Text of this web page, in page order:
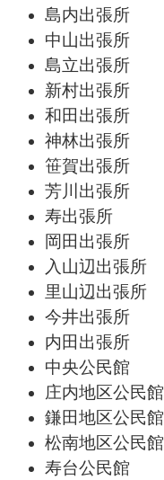
島内出張所
中山出張所
島立出張所
新村出張所
和田出張所
神林出張所
笹賀出張所
芳川出張所
寿出張所
岡田出張所
入山辺出張所
里山辺出張所
今井出張所
内田出張所
中央公民館
庄内地区公民館
鎌田地区公民館
松南地区公民館
寿台公民館